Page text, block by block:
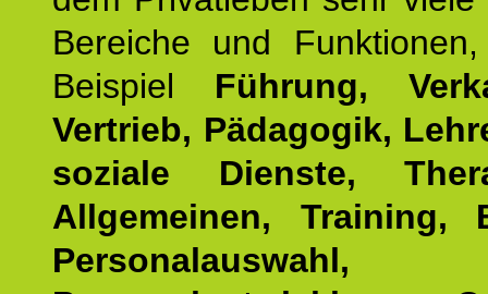
Bereiche und
Beispiel Führung,
Vertrieb, Pädagogik,
soziale Dienste,
Allgemeinen, Training,
Personalauswahl,